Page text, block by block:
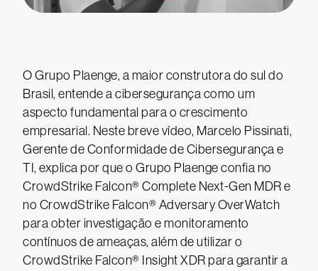
O Grupo Plaenge, a maior construtora do sul do
Brasil, entende a cibersegurança como um
aspecto fundamental para o crescimento
empresarial. Neste breve vídeo, Marcelo Pissinati,
Gerente de Conformidade de Cibersegurança e
TI, explica por que o Grupo Plaenge confia no
CrowdStrike Falcon® Complete Next-Gen MDR e
no CrowdStrike Falcon® Adversary OverWatch
para obter investigação e monitoramento
contínuos de ameaças, além de utilizar o
CrowdStrike Falcon® Insight XDR para garantir a